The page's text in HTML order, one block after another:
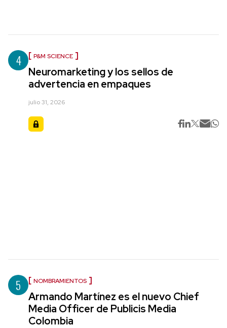
4 P&M SCIENCE
Neuromarketing y los sellos de
advertencia en empaques
julio 31, 2026
5 NOMBRAMIENTOS
Armando Martínez es el nuevo Chief
Media Officer de Publicis Media
Colombia